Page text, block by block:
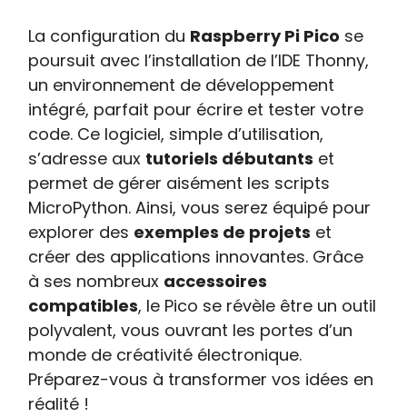
La configuration du Raspberry Pi Pico se
poursuit avec l’installation de l’IDE Thonny,
un environnement de développement
intégré, parfait pour écrire et tester votre
code. Ce logiciel, simple d’utilisation,
s’adresse aux tutoriels débutants et
permet de gérer aisément les scripts
MicroPython. Ainsi, vous serez équipé pour
explorer des exemples de projets et
créer des applications innovantes. Grâce
à ses nombreux accessoires
compatibles, le Pico se révèle être un outil
polyvalent, vous ouvrant les portes d’un
monde de créativité électronique.
Préparez-vous à transformer vos idées en
réalité !